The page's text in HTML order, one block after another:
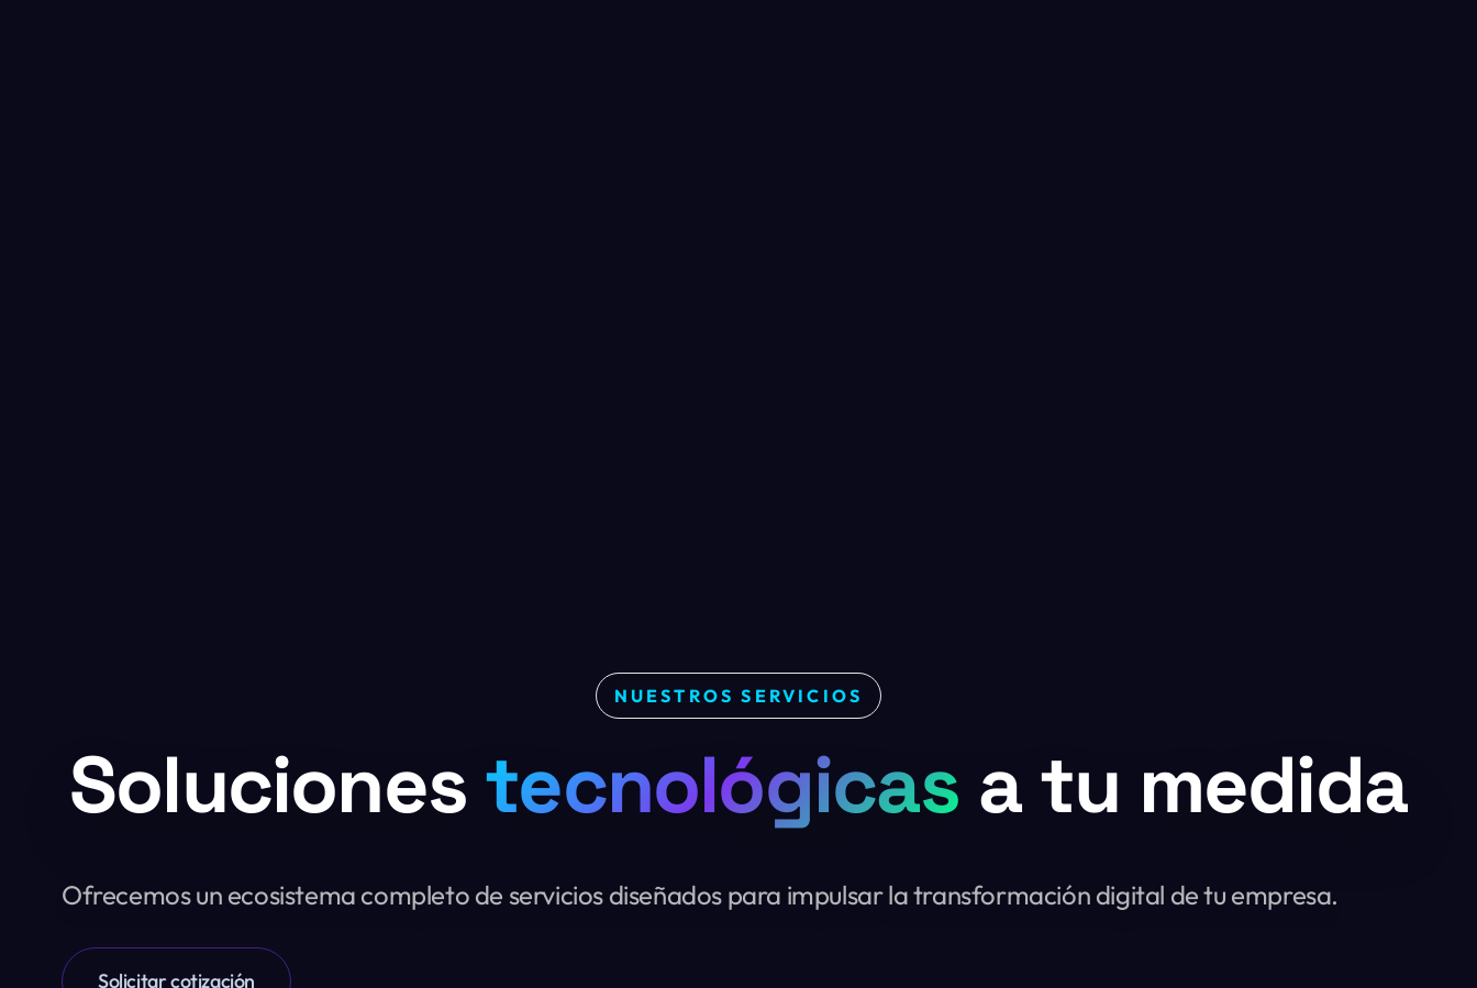
NUESTROS SERVICIOS
Solucionestecnológicas a tu medida
Ofrecemos un ecosistema completo de servicios diseñados para impulsar la transformación digital de tu empresa.
Solicitar cotización